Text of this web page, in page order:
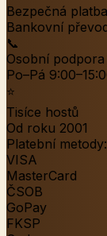
Bezpečná platba
Bankovní
📞
Osobní podpora
Po–Pá
⭐
Tisíce hostů
Od roku 2001
Platební metody:
VISA
MasterCard
ČSOB
GoPay
FKSP